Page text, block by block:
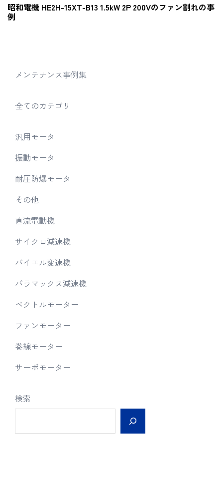
昭和電機 HE2H-15XT-B13 1.5kW 2P 200Vのファン割れの事
例
メンテナンス事例集
全てのカテゴリ
汎用モータ
振動モータ
耐圧防爆モータ
その他
直流電動機
サイクロ減速機
バイエル変速機
パラマックス減速機
ベクトルモーター
ファンモーター
巻線モーター
サーボモーター
検索